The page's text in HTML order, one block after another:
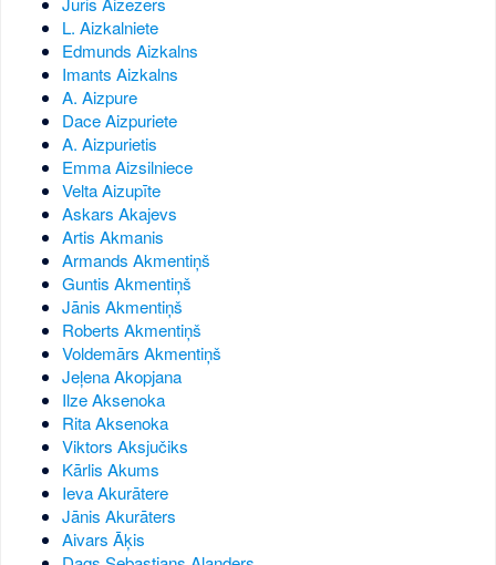
L. Aizkalniete
Edmunds Aizkalns
Imants Aizkalns
A. Aizpure
Dace Aizpuriete
A. Aizpurietis
Emma Aizsilniece
Velta Aizupīte
Askars Akajevs
Artis Akmanis
Armands Akmentiņš
Guntis Akmentiņš
Jānis Akmentiņš
Roberts Akmentiņš
Voldemārs Akmentiņš
Jeļena Akopjana
Ilze Aksenoka
Rita Aksenoka
Viktors Aksjučiks
Kārlis Akums
Ieva Akurātere
Jānis Akurāters
Aivars Āķis